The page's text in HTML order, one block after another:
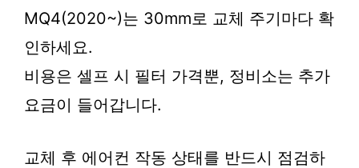
MQ4(2020~)는 30mm로 교체 주기마다 확
인하세요.
비용은 셀프 시 필터 가격뿐, 정비소는 추가
요금이 들어갑니다.
교체 후 에어컨 작동 상태를 반드시 점검하